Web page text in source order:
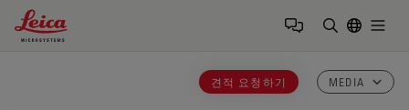
Leica Microsystems Logo
견적 요청하기 MEDIA